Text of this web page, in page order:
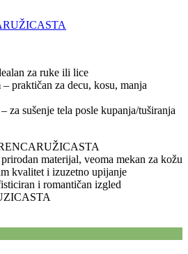
za ruke ili lice
praktičan za decu, kosu, manja
za sušenje tela posle kupanja/tuširanja
materijal, veoma mekan za kožu
kvalitet i izuzetno upijanje
i romantičan izgled